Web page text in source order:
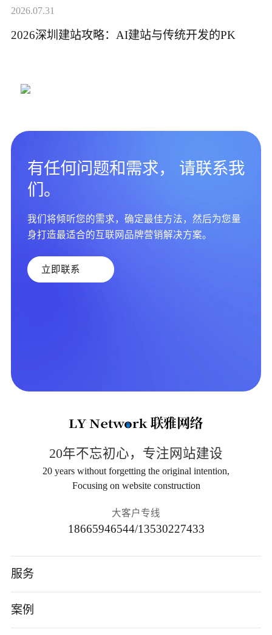
2026.07.31
2026深圳建站攻略：AI建站与传统开发的PK
有任何问题和需求， 请联系我
们。
我们将倾听您的需求，确定最佳方法，然后为您量
身打造最适合的互联网品牌营销解决方案。
立即联系
20年不忘初心，专注网站建设
20 years without forgetting the original intention,
Focusing on website construction
大客户专线
18665946544/13530227433
服务
高端网站建设
案例